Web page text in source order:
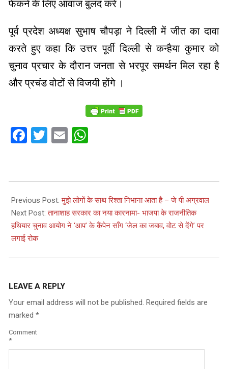
फेंकने के लिए आवाज बुलंद करें।
पूर्व प्रदेश अध्यक्ष सुभाष चौपड़ा ने दिल्ली में जीत का दावा
करते हुए कहा कि उत्तर पूर्वी दिल्ली से कन्हैया कुमार को
चुनाव प्रचार के दौरान जनता से भरपूर समर्थन मिल रहा है
और प्रचंड वोटों से विजयी होंगे ।
Facebook
Twitter
Email
04-
28
Previous Post:मुझे लोगों के साथ रिश्ता निभाना आता है – जे पी अग्रवाल
Next Post:तानाशाह सरकार का नया कारनामा- भाजपा के राजनीतिक
हथियार चुनाव आयोग ने ‘आप’ के कैंपेन सॉंग ‘जेल का जबाव, वोट से देंगे’ पर
लगाई रोक
LEAVE A REPLY
Your email address will not be published. Required fields are
marked *
Comment
*